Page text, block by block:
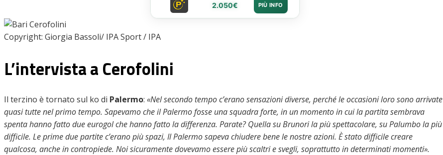
2.050€ PIÙ INFO
Copyright: Giorgia Bassoli/ IPA Sport / IPA
L’intervista a Cerofolini
Il terzino è tornato sul ko di Palermo: «Nel secondo tempo c’erano sensazioni diverse, perché le occasioni loro sono arrivate
quasi tutte nel primo tempo. Sapevamo che il Palermo fosse una squadra forte, in un momento in cui la partita sembrava
spenta hanno fatto due eurogol che hanno fatto la differenza. Parate? Quella su Brunori la più spettacolare, su Palumbo la più
difficile. Le prime due partite c’erano più spazi, Il Palermo sapeva chiudere bene le nostre azioni. È stato difficile creare
qualcosa, anche in contropiede. Noi sicuramente dovevamo essere più scaltri e svegli, soprattutto in determinati momenti».